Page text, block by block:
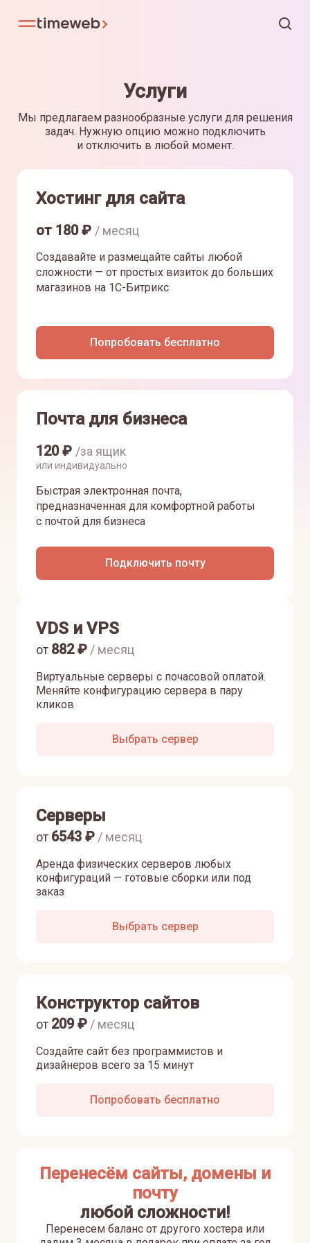
Услуги
Мы предлагаем разнообразные услуги для решения
задач. Нужную опцию можно подключить
и отключить в любой момент.
Хостинг для сайта
от 180₽ / месяц
Создавайте и размещайте сайты любой
сложности — от простых визиток до больших
магазинов на 1С-Битрикс
Попробовать бесплатно
Почта для бизнеса
120₽ /за ящик
или индивидуально
Быстрая электронная почта,
предназначенная для комфортной работы
с почтой для бизнеса
Подключить почту
VDS и VPS
Виртуальные серверы с почасовой оплатой.
Меняйте конфигурацию сервера в пару
кликов
от 882₽ / месяц
Выбрать сервер
Серверы
Аренда физических серверов любых
конфигураций — готовые сборки или под
заказ
от 6543 ₽ / месяц
Выбрать сервер
Конструктор сайтов
Создайте сайт без программистов и
дизайнеров всего за 15 минут
от 209₽ / месяц
Попробовать бесплатно
Перенесём сайты, домены и
почту
любой сложности!
Перенесем баланс от другого хостера или